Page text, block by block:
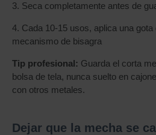
3. Seca completamente antes de
4. Cada 10-15 usos, aplica una
mecanismo de bisagra
Tip profesional: Guarda el corta
bolsa de tela, nunca suelto en
con otros metales.
Dejar que la mecha se